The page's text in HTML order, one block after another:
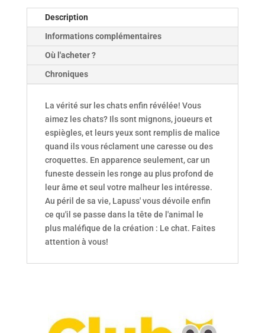
Description
Informations complémentaires
Où l'acheter ?
Chroniques
La vérité sur les chats enfin révélée! Vous
aimez les chats? Ils sont mignons, joueurs et
espiègles, et leurs yeux sont remplis de malice
quand ils vous réclament une caresse ou des
croquettes. En apparence seulement, car un
funeste dessein les ronge au plus profond de
leur âme et seul votre malheur les intéresse.
Au péril de sa vie, Lapuss' vous dévoile enfin
ce qu'il se passe dans la tête de l'animal le
plus maléfique de la création : Le chat. Faites
attention à vous!